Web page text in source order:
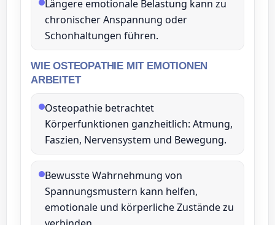
Längere emotionale Belastung kann zu
chronischer Anspannung oder
Schonhaltungen führen.
WIE OSTEOPATHIE MIT EMOTIONEN
ARBEITET
Osteopathie betrachtet
Körperfunktionen ganzheitlich: Atmung,
Faszien, Nervensystem und Bewegung.
Bewusste Wahrnehmung von
Spannungsmustern kann helfen,
emotionale und körperliche Zustände zu